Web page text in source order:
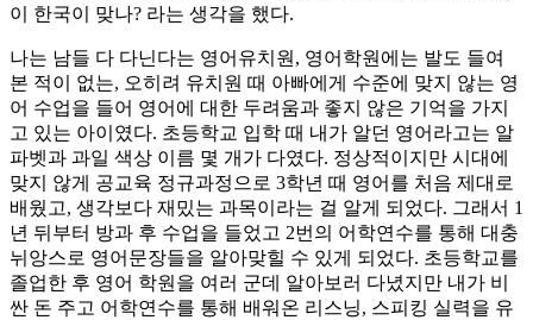
이 한국이 맞나? 라는 생각을 했다.
나는 남들 다 다닌다는 영어유치원, 영어학원에는 발도 들여
본 적이 없는, 오히려 유치원 때 아빠에게 수준에 맞지 않는 영
어 수업을 들어 영어에 대한 두려움과 좋지 않은 기억을 가지
고 있는 아이였다. 초등학교 입학 때 내가 알던 영어라고는 알
파벳과 과일 색상 이름 몇 개가 다였다. 정상적이지만 시대에
맞지 않게 공교육 정규과정으로 3학년 때 영어를 처음 제대로
배웠고, 생각보다 재밌는 과목이라는 걸 알게 되었다. 그래서 1
년 뒤부터 방과 후 수업을 들었고 2번의 어학연수를 통해 대충
뉘앙스로 영어문장들을 알아맞힐 수 있게 되었다. 초등학교를
졸업한 후 영어 학원을 여러 군데 알아보러 다녔지만 내가 비
싼 돈 주고 어학연수를 통해 배워온 리스닝, 스피킹 실력을 유